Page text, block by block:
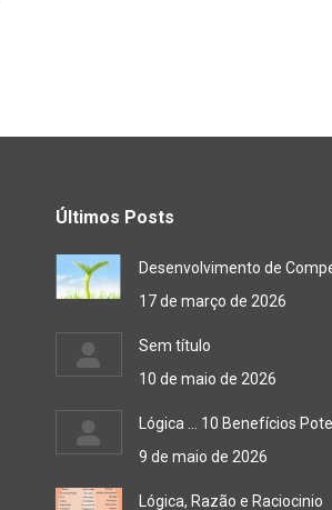
Últimos Posts
Desenvolvimento de
17 de março de 2026
Sem título
10 de maio de 2026
Lógica … 10 Benefícios
9 de maio de 2026
Lógica, Razão e Raciocinio